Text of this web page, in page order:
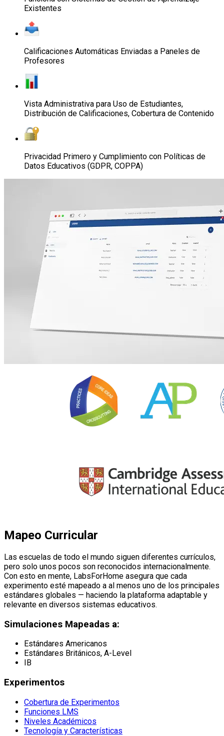
Existentes
Calificaciones Automáticas Enviadas a Paneles de
Profesores
Vista Administrativa para Uso de Estudiantes,
Distribución de Calificaciones, Cobertura de Contenido
Privacidad Primero y Cumplimiento con Políticas de
Datos Educativos (GDPR, COPPA)
Mapeo Curricular
Las escuelas de todo el mundo siguen diferentes currículos,
pero solo unos pocos son reconocidos internacionalmente.
Con esto en mente, LabsForHome asegura que cada
experimento esté mapeado a al menos uno de los principales
estándares globales — haciendo la plataforma adaptable y
relevante en diversos sistemas educativos.
Simulaciones Mapeadas a:
Estándares Americanos
Estándares Británicos, A-Level
IB
Experimentos
Cobertura de Experimentos
Funciones LMS
Niveles Académicos
Tecnología y Características